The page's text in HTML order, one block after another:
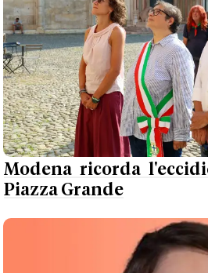
Modena ricorda
Piazza Grande